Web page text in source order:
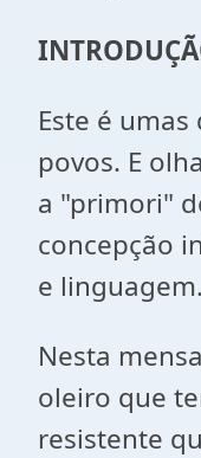
Este é
povos. E
a "primori"
concepção
e linguagem.
Nesta
oleiro que
resistente